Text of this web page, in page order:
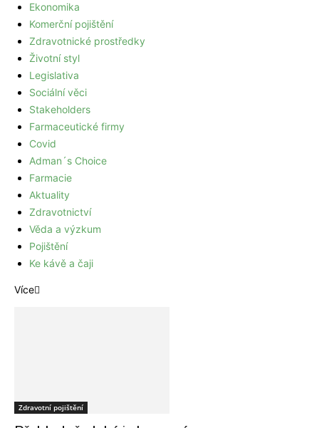
Ekonomika
Komerční pojištění
Zdravotnické prostředky
Životní styl
Legislativa
Sociální věci
Stakeholders
Farmaceutické firmy
Covid
Adman´s Choice
Farmacie
Aktuality
Zdravotnictví
Věda a výzkum
Pojištění
Ke kávě a čaji
Více
Zdravotní pojištění